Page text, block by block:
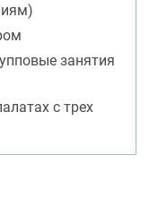
занятия
с трех